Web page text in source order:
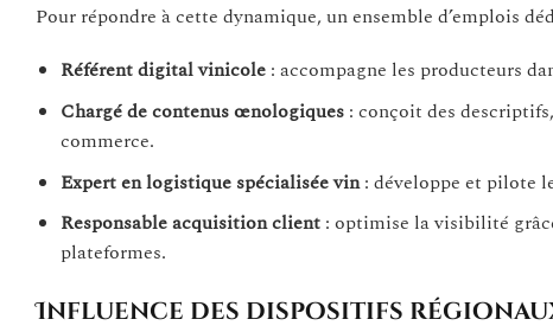
Pour répondre à cette dynamique, un ensemble d’emplois
Référent digital vinicole: accompagne les producteurs
Chargé de contenus œnologiques: conçoit des
commerce.
Expert en logistique spécialisée vin: développe et pilote
Responsable acquisition client: optimise la visibilité
plateformes.
Influence des dispositifs